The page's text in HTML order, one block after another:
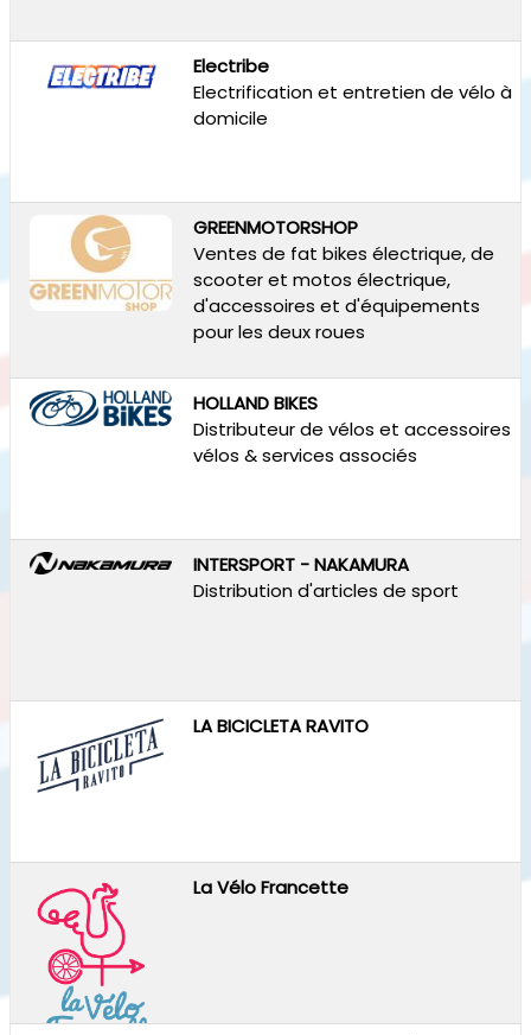
Electribe
Electrification et entretien de vélo à
domicile
GREENMOTORSHOP
Ventes de fat bikes électrique, de
scooter et motos électrique,
d'accessoires et d'équipements
pour les deux roues
HOLLAND BIKES
Distributeur de vélos et accessoires
vélos & services associés
INTERSPORT - NAKAMURA
Distribution d'articles de sport
LA BICICLETA RAVITO
La Vélo Francette